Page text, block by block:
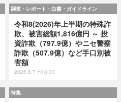
調査・レポート・白書・ガイドライン
令和8(2026)年上半期の特殊詐
欺、被害総額1,816億円 ～ 投
資詐欺（797.9億）やニセ警察
詐欺（507.9億）など手口別被
害額
2026.8.7 Fri 8:00
特集